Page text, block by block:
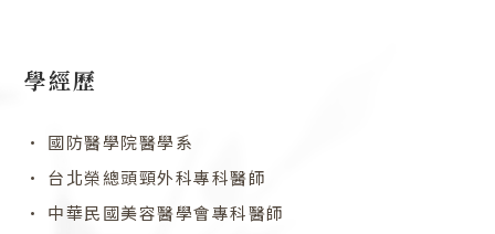
學經歷
• 國防醫學院醫學系
• 台北榮總頭頸外科專科醫師
• 中華民國美容醫學會專科醫師